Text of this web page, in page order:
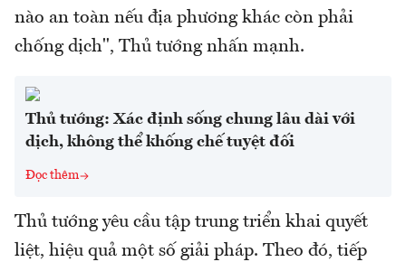
nào an toàn nếu địa phương khác còn phải
chống dịch", Thủ tướng nhấn mạnh.
Thủ tướng: Xác định sống chung lâu dài với
dịch, không thể khống chế tuyệt đối
Đọc thêm
Thủ tướng yêu cầu tập trung triển khai quyết
liệt, hiệu quả một số giải pháp. Theo đó, tiếp